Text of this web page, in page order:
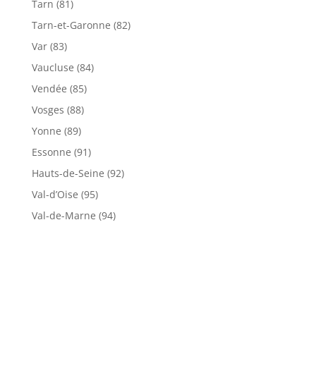
Tarn (81)
Tarn-et-Garonne (82)
Var (83)
Vaucluse (84)
Vendée (85)
Vosges (88)
Yonne (89)
Essonne (91)
Hauts-de-Seine (92)
Val-d’Oise (95)
Val-de-Marne (94)